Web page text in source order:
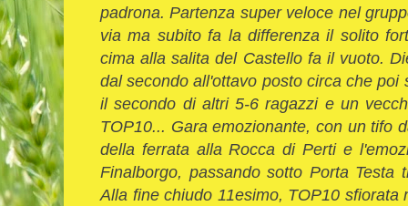
padrona. Partenza super veloce nel
via ma subito fa la differenza il solito
cima alla salita del Castello fa il vuoto.
dal secondo all'ottavo posto circa che
il secondo di altri 5-6 ragazzi e un
TOP10... Gara emozionante, con un tifo
della ferrata alla Rocca di Perti e
Finalborgo, passando sotto Porta
Alla fine chiudo 11esimo, TOP10